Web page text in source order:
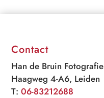
Contact
Han de Bruin Fotografie
Haagweg 4-A6, Leiden
T:06-83212688